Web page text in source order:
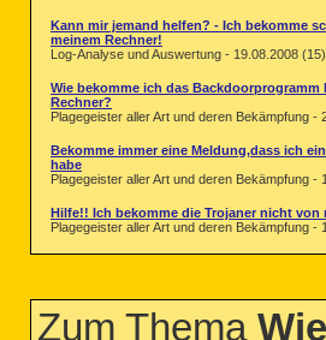
Kann mir jemand helfen? - Ich bekomme
meinem Rechner!
Log-Analyse und Auswertung - 19.08.2008 (15)
Wie bekomme ich das Backdoorprogramm
Rechner?
Plagegeister aller Art und deren Bekämpfung -
Bekomme immer eine Meldung,dass ich
habe
Plagegeister aller Art und deren Bekämpfung -
Hilfe!! Ich bekomme die Trojaner nicht von
Plagegeister aller Art und deren Bekämpfung -
Zum Thema